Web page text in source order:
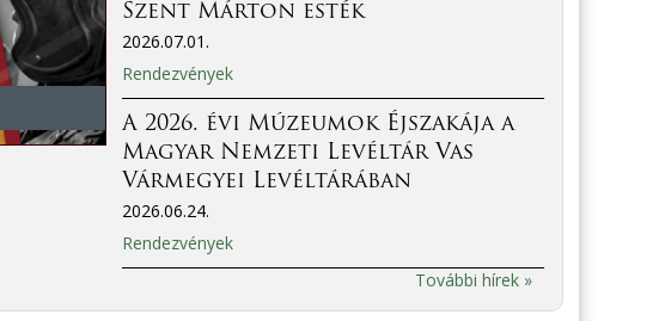
Szent Márton esték
2026.07.01.
Rendezvények
A 2026. évi Múzeumok Éjszakája a
Magyar Nemzeti Levéltár Vas
Vármegyei Levéltárában
2026.06.24.
Rendezvények
További hírek »